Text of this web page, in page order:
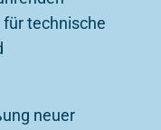
technische
neuer